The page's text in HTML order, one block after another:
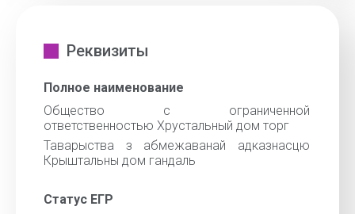
Реквизиты
Полное наименование
Общество с ограниченной
ответственностью Хрустальный дом торг
Таварыства з абмежаванай адказнасцю
Крыштальны дом гандаль
Статус ЕГР